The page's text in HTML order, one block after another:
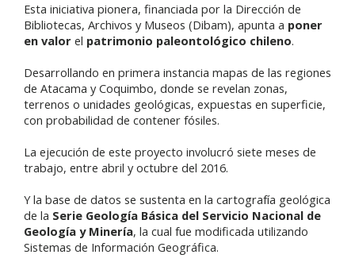
Esta iniciativa pionera, financiada por la Dirección de
Bibliotecas, Archivos y Museos (Dibam), apunta a poner
en valor el patrimonio paleontológico chileno.
Desarrollando en primera instancia mapas de las regiones
de Atacama y Coquimbo, donde se revelan zonas,
terrenos o unidades geológicas, expuestas en superficie,
con probabilidad de contener fósiles.
La ejecución de este proyecto involucró siete meses de
trabajo, entre abril y octubre del 2016.
Y la base de datos se sustenta en la cartografía geológica
de la Serie Geología Básica del Servicio Nacional de
Geología y Minería, la cual fue modificada utilizando
Sistemas de Información Geográfica.